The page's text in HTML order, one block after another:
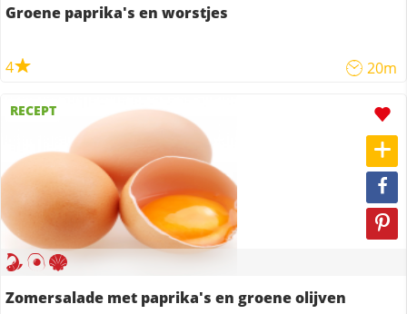
Groene paprika's en worstjes
4 20m
RECEPT
Zomersalade met paprika's en groene olijven